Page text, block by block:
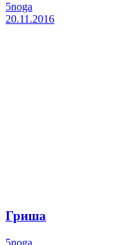
5noga
20.11.2016
Гриша
5noga